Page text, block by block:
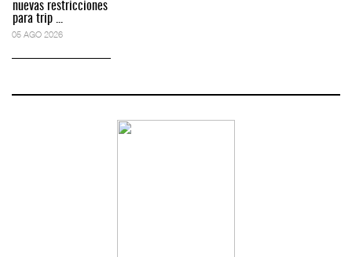
nuevas restricciones
para trip ...
05 AGO 2026